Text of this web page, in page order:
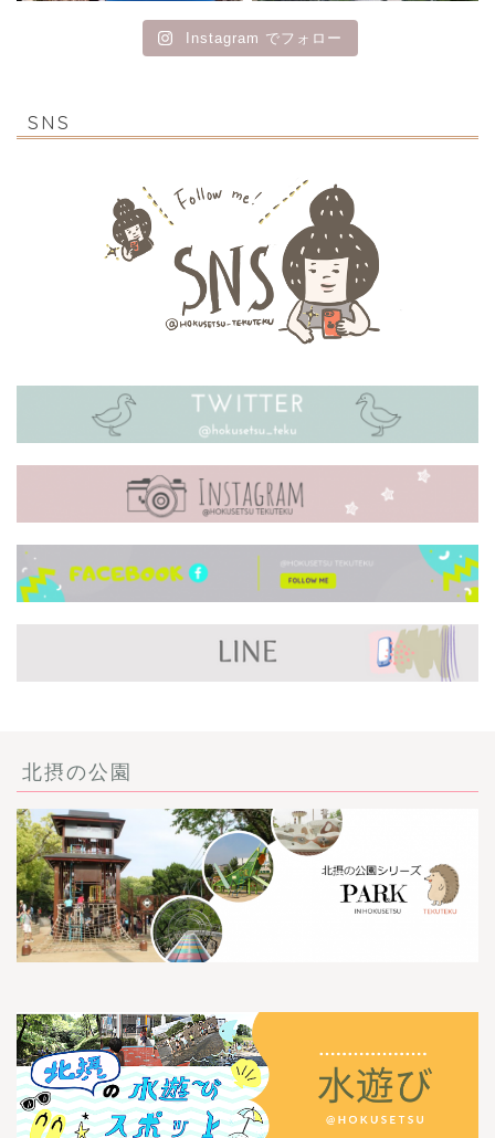
Instagram でフォロー
SNS
北摂の公園
ごあいさつ・自己紹介
【北摂まちのイベント情
報】掲載希望される方へ